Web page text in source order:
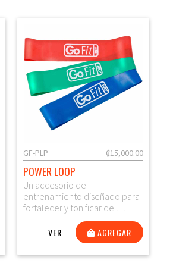
₡15,000.00
GF-PLP
POWER LOOP
Un accesorio de
entrenamiento diseñado para
fortalecer y tonificar de …
VER AGREGAR